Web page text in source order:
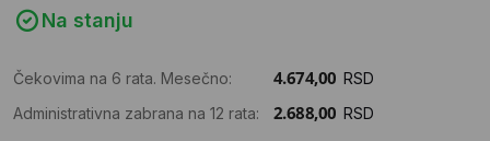
Na stanju
Čekovima na 6 rata. Mesečno:
RSD
Administrativna zabrana na 12 rata:
RSD